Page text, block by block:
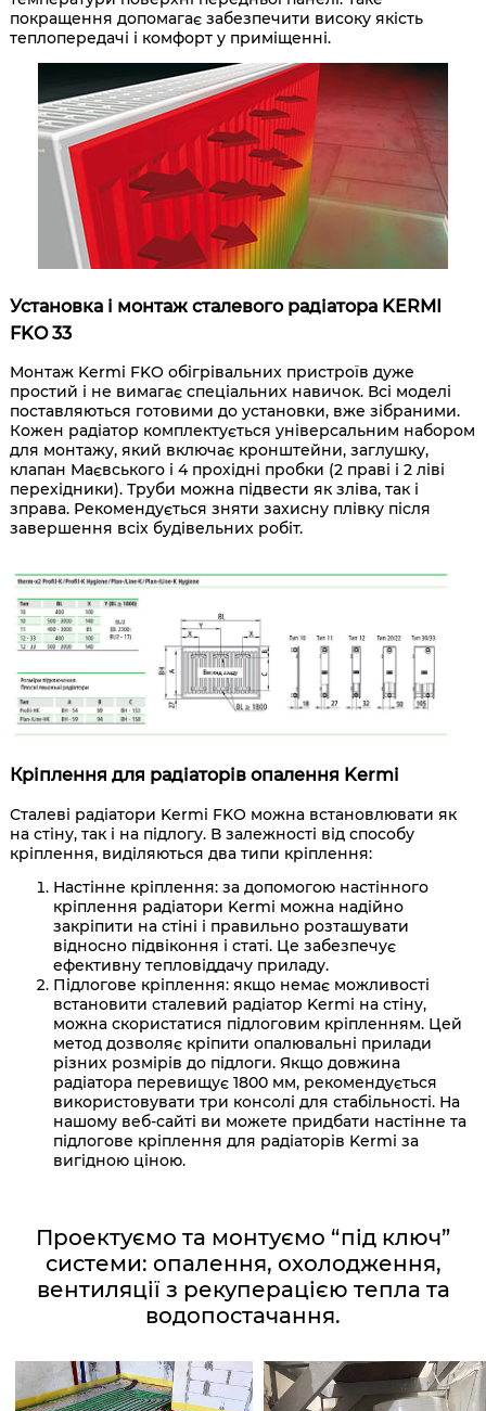
покращення допомагає забезпечити високу якість
теплопередачі і комфорт у приміщенні.
Установка і монтаж сталевого радіатора KERMI
FKO 33
Монтаж Kermi FKO обігрівальних пристроїв дуже
простий і не вимагає спеціальних навичок. Всі моделі
поставляються готовими до установки, вже зібраними.
Кожен радіатор комплектується універсальним набором
для монтажу, який включає кронштейни, заглушку,
клапан Маєвського і 4 прохідні пробки (2 праві і 2 ліві
перехідники). Труби можна підвести як зліва, так і
зправа. Рекомендується зняти захисну плівку після
завершення всіх будівельних робіт.
Кріплення для радіаторів опалення Kermi
Сталеві радіатори Kermi FKO можна встановлювати як
на стіну, так і на підлогу. В залежності від способу
кріплення, виділяються два типи кріплення:
Настінне кріплення: за допомогою настінного
кріплення радіатори Kermi можна надійно
закріпити на стіні і правильно розташувати
відносно підвіконня і статі. Це забезпечує
ефективну тепловіддачу приладу.
Підлогове кріплення: якщо немає можливості
встановити сталевий радіатор Kermi на стіну,
можна скористатися підлоговим кріпленням. Цей
метод дозволяє кріпити опалювальні прилади
різних розмірів до підлоги. Якщо довжина
радіатора перевищує 1800 мм, рекомендується
використовувати три консолі для стабільності. На
нашому веб-сайті ви можете придбати настінне та
підлогове кріплення для радіаторів Kermi за
вигідною ціною.
Проектуємо та монтуємо “під ключ”
системи: опалення, охолодження,
вентиляції з рекуперацією тепла та
водопостачання.